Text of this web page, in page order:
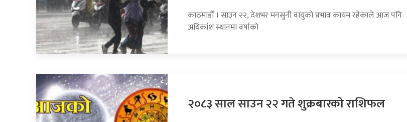
काठमाडौँ । साउन २२, देशभर मनसुनी वायुको प्रभाव कायम रहेकाले आज पनि
अधिकांश स्थानमा वर्षाको
२०८३ साल साउन २२ गते शुक्रबारको राशिफल